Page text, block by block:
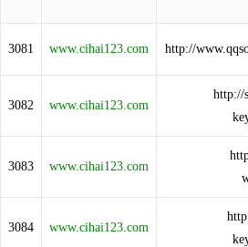
3081 www.cihai123.com http://
3082 www.cihai123.com
http://
3083 www.cihai123.com
3084 www.cihai123.com